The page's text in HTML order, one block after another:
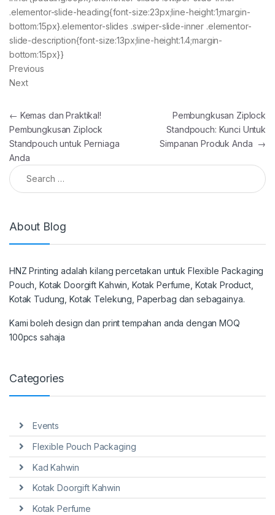
.elementor-slide-heading{font-size:23px;line-height:1;margin-
bottom:15px}.elementor-slides .swiper-slide-inner .elementor-
slide-description{font-size:13px;line-height:1.4;margin-
bottom:15px}}
Previous
Next
Post navigation
← Kemas dan Praktikal!
Pembungkusan Ziplock
Standpouch untuk Perniaga
Anda
Pembungkusan Ziplock
Standpouch: Kunci Untuk
Simpanan Produk Anda →
Search for:
About Blog
HNZ Printing adalah kilang percetakan untuk Flexible Packaging
Pouch, Kotak Doorgift Kahwin, Kotak Perfume, Kotak Product,
Kotak Tudung, Kotak Telekung, Paperbag dan sebagainya.
Kami boleh design dan print tempahan anda dengan MOQ
100pcs sahaja
Categories
Events
Flexible Pouch Packaging
Kad Kahwin
Kotak Doorgift Kahwin
Kotak Perfume